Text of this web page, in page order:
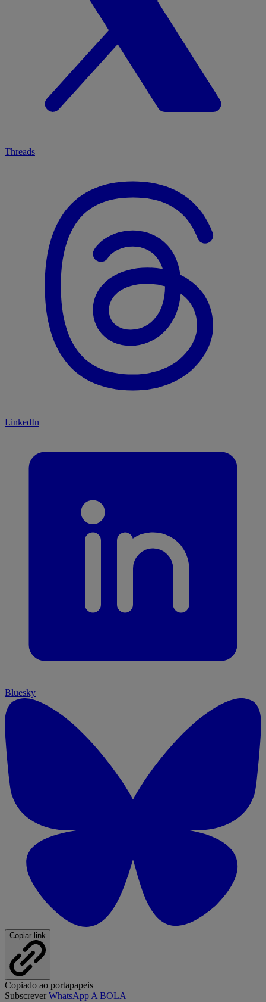
Threads
LinkedIn
Bluesky
Copiar link
Copiado ao portapapeis
SubscreverWhatsApp A BOLA